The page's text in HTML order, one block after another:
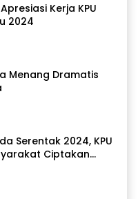
Kerja KPU
2024
Menang Dramatis
Serentak 2024, KPU
Ciptakan